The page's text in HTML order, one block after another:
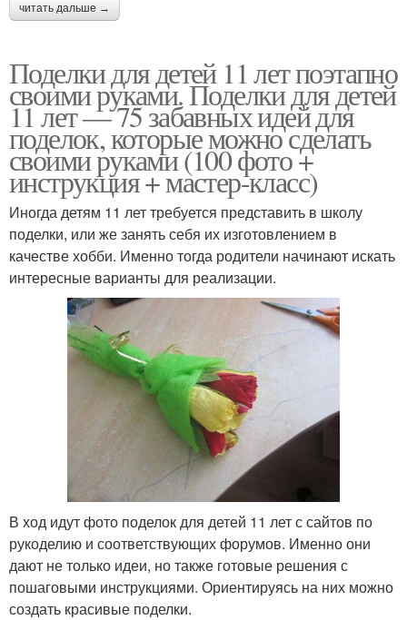
читать дальше →
Поделки для детей 11 лет поэтапно
своими руками. Поделки для детей
11 лет — 75 забавных идей для
поделок, которые можно сделать
своими руками (100 фото +
инструкция + мастер-класс)
Иногда детям 11 лет требуется представить в школу
поделки, или же занять себя их изготовлением в
качестве хобби. Именно тогда родители начинают искать
интересные варианты для реализации.
В ход идут фото поделок для детей 11 лет с сайтов по
рукоделию и соответствующих форумов. Именно они
дают не только идеи, но также готовые решения с
пошаговыми инструкциями. Ориентируясь на них можно
создать красивые поделки.